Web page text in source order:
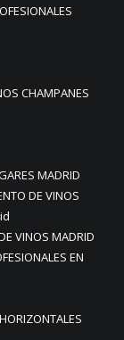
CHAMPANES
MADRID
DE VINOS
VINOS MADRID
EN